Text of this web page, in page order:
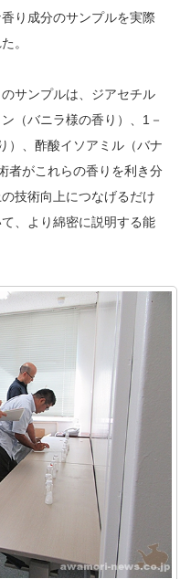
り成分のサンプルを実際
。
サンプルは、ジアセチル
（バニラ様の香り）、1－
）、酢酸イソアミル（バナ
者がこれらの香りを利き分
技術向上につなげるだけ
、より綿密に説明する能